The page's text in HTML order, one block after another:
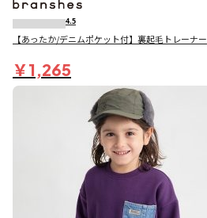
4.5
【あったか/デニムポケット付】裏起毛トレーナー
￥1,265